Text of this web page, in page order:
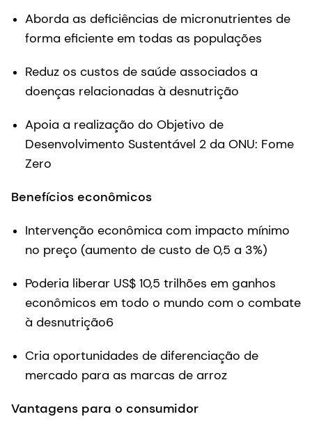
Aborda as deficiências de micronutrientes de
forma eficiente em todas as populações
Reduz os custos de saúde associados a
doenças relacionadas à desnutrição
Apoia a realização do Objetivo de
Desenvolvimento Sustentável 2 da ONU: Fome
Zero
Benefícios econômicos
Intervenção econômica com impacto mínimo
no preço (aumento de custo de 0,5 a 3%)
Poderia liberar US$ 10,5 trilhões em ganhos
econômicos em todo o mundo com o combate
à desnutrição6
Cria oportunidades de diferenciação de
mercado para as marcas de arroz
Vantagens para o consumidor